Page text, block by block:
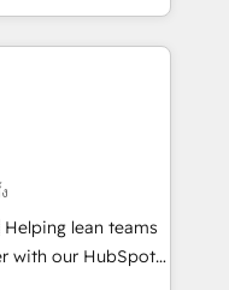
expert-led
built apps,
with inbound,
UX, messaging,
🤖AI
with our HubSpot